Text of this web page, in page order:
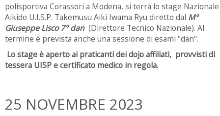
polisportiva Corassori a Modena, si terrà lo stage Nazionale
Aikido U.I.S.P. Takemusu Aiki Iwama Ryu diretto dal M°
Giuseppe Lisco 7° dan(Direttore Tecnico Nazionale). Al
termine è prevista anche una sessione di esami "dan".
Lo stage è aperto ai praticanti dei dojo affiliati, provvisti di
tessera UISP e certificato medico in regola.
25 NOVEMBRE 2023